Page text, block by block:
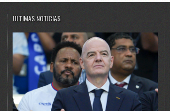
ULTIMAS NOTICIAS